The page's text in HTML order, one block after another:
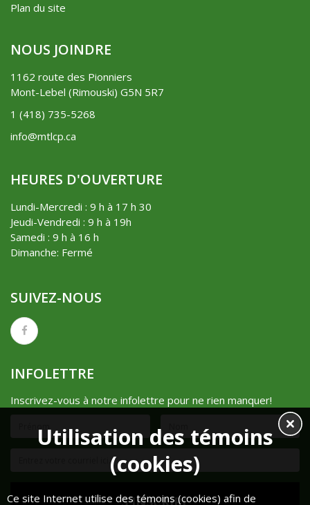
Plan du site
NOUS JOINDRE
1162 route des Pionniers
Mont-Lebel (Rimouski) G5N 5R7
1 (418) 735-5268
info@mtlcp.ca
HEURES D'OUVERTURE
Lundi-Mercredi : 9 h à 17 h 30
Jeudi-Vendredi : 9 h à 19h
Samedi : 9 h à 16 h
Dimanche: Fermé
SUIVEZ-NOUS
INFOLETTRE
Inscrivez-vous à notre infolettre pour ne rien manquer!
Utilisation des témoins
(cookies)
Ce site Internet utilise des témoins (cookies) afin de